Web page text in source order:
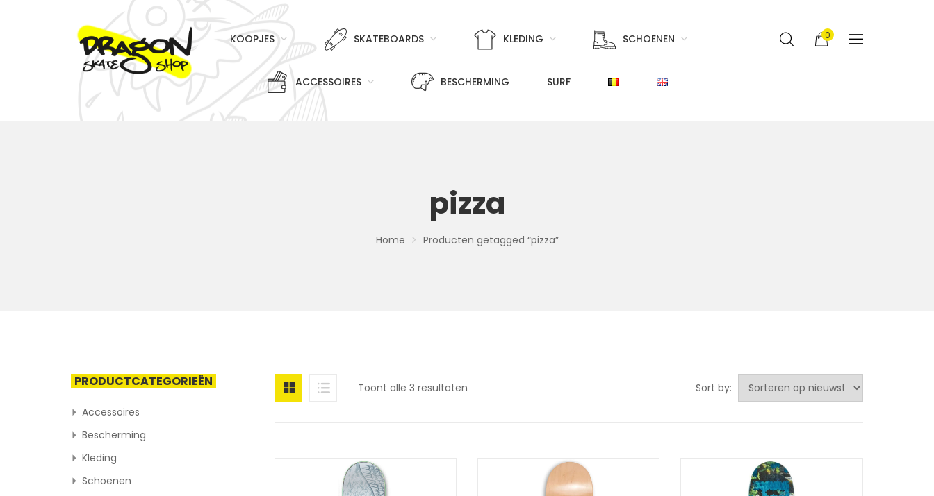
KOOPJES SKATEBOARDS KLEDING SCHOENEN
ACCESSOIRES BESCHERMING SURF
0
pizza
Home Producten getagged “pizza”
PRODUCTCATEGORIEËN
Accessoires
Bescherming
Kleding
Schoenen
Toont alle 3 resultatenGesorteerd
Sort by: